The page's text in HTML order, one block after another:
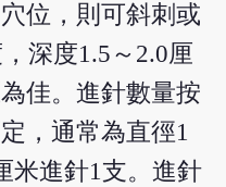
位，則可斜刺或
深度1.5～2.0厘
佳。進針數量按
，通常為直徑1
米進針1支。進針